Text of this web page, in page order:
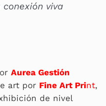
viva
Aurea Gestión
art por Fine Art Print,
de nivel